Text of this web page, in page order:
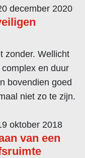
december 2020
zonder. Wellicht
en duur
bovendien goed
niet zo te zijn.
oktober 2018
van een